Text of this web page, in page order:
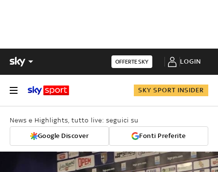
OFFERTE SKY LOGIN
SKY SPORT INSIDER
News e Highlights, tutto live: seguici su
Google Discover Fonti Preferite